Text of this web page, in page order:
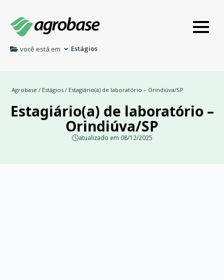
você está em Estágios
Agrobase / Estágios / Estagiário(a) de laboratório – Orindiúva/SP
Estagiário(a) de laboratório –
Orindiúva/SP
atualizado em 08/12/2025